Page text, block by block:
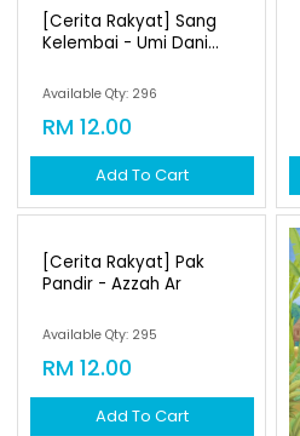
[cerita Rakyat] Sang
Kelembai - Umi Dani...
Available Qty: 296
RM 12.00
Add To Cart